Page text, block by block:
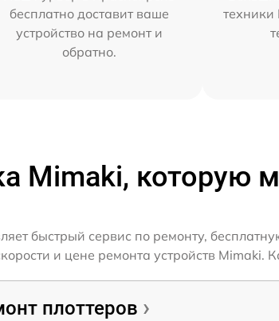
бесплатно доставит ваше
устройство на ремонт и
обратно.
техники
Mimaki, которую
быстрый сервис по ремонту,
и цене ремонта устройств Mimaki.
плоттеров